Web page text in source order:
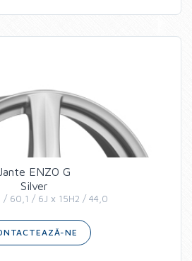
ENZO G
Silver
60,1 / 6J x 15H2 / 44,0
NE